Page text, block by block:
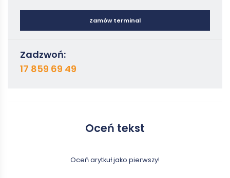
Zamów terminal
Zadzwoń:
17 859 69 49
Oceń tekst
Oceń arytkuł jako pierwszy!